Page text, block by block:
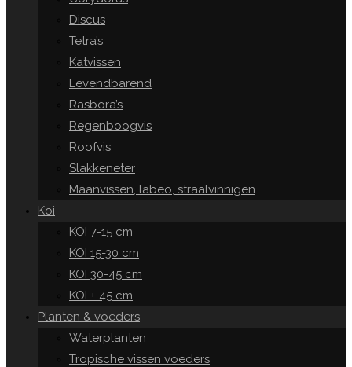
Discus
Tetra’s
Katvissen
Levendbarend
Rasbora’s
Regenboogvis
Roofvis
Slakkeneter
Maanvissen, labeo, straalvinnigen
Koi
KOI 7-15 cm
KOI 15-30 cm
KOI 30-45 cm
KOI + 45 cm
Planten & voeders
Waterplanten
Tropische vissen voeders